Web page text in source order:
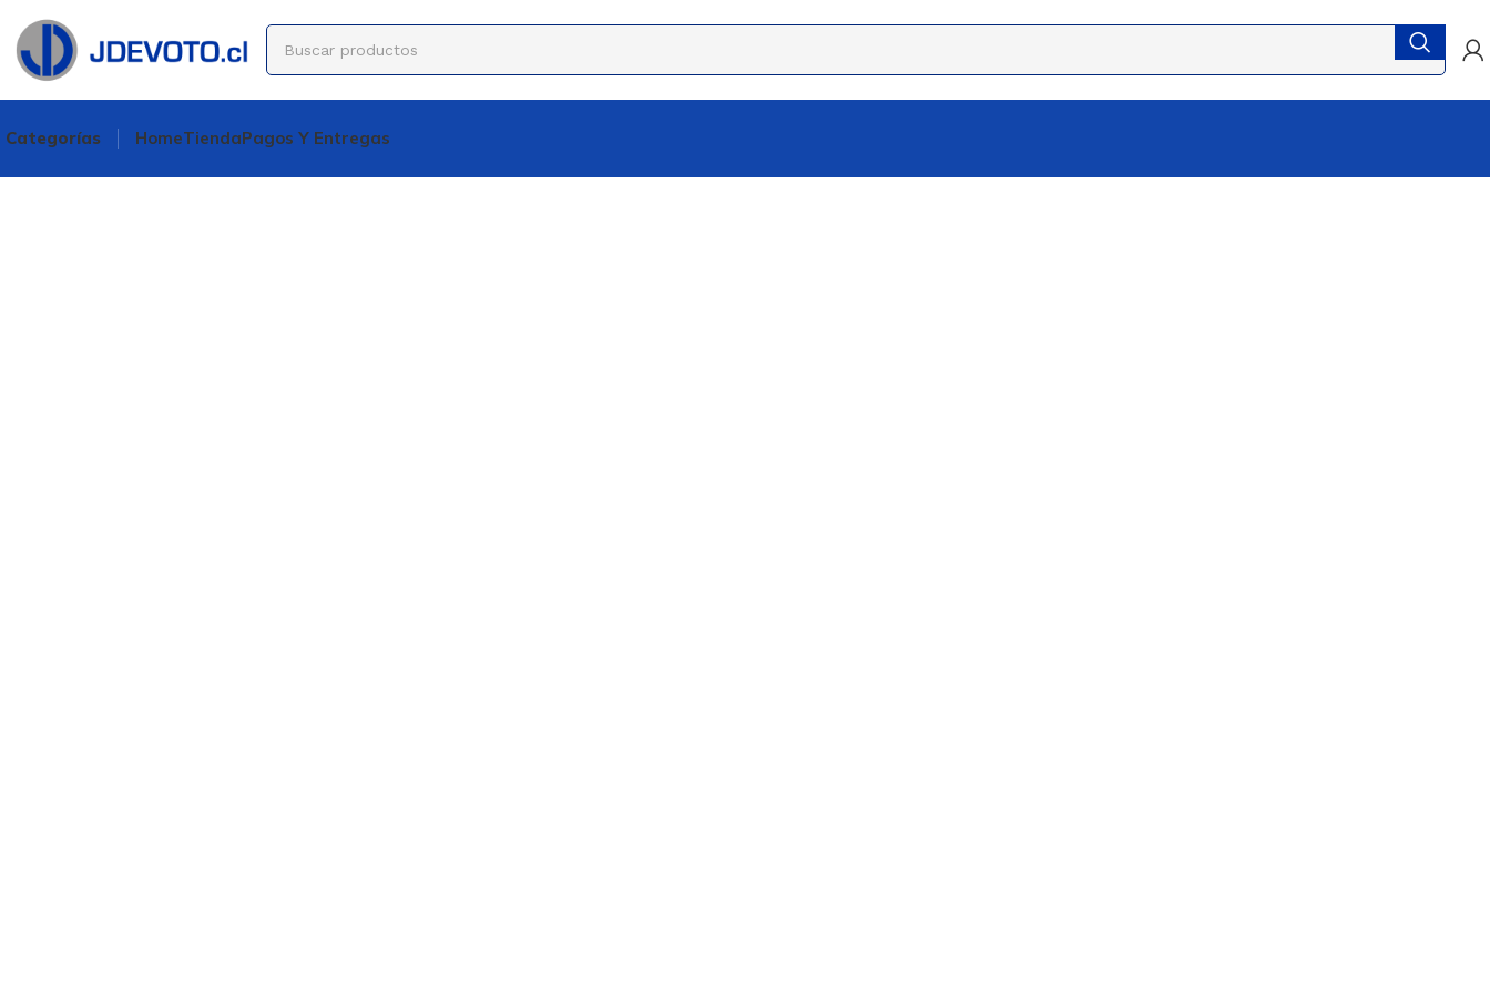
Categorías HomeTiendaPagos Y Entregas